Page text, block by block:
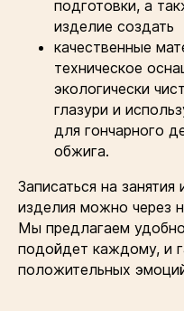
подготовки, а
изделие создать
качественные
техническое
экологически
глазури и
для гончарного
обжига.
Записаться на
изделия можно через
Мы предлагаем
подойдет каждому, и
положительных